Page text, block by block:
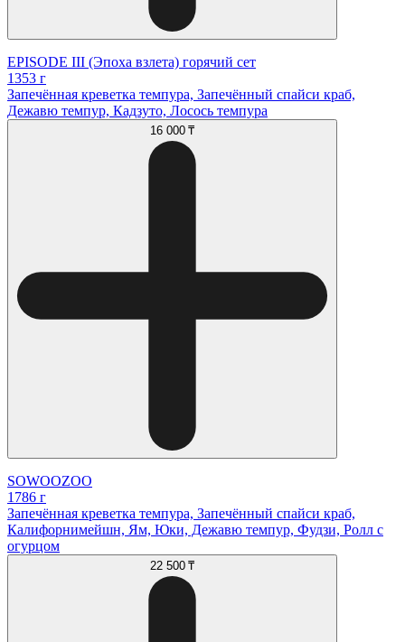
EPISODE III (Эпоха взлета) горячий сет
1353 г
Запечённая креветка темпура, Запечённый спайси краб,
Дежавю темпур, Кадзуто, Лосось темпура
16 000 ₸
SOWOOZOO
1786 г
Запечённая креветка темпура, Запечённый спайси краб,
Калифорнимейшн, Ям, Юки, Дежавю темпур, Фудзи, Ролл с
огурцом
22 500 ₸